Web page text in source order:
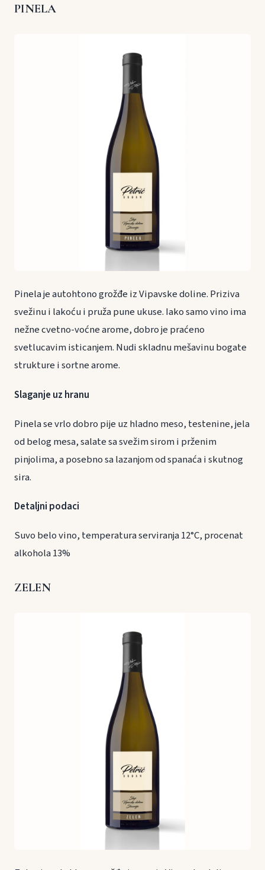
PINELA
Pinela je autohtono grožđe iz Vipavske doline. Priziva
svežinu i lakoću i pruža pune ukuse. Iako samo vino ima
nežne cvetno-voćne arome, dobro je praćeno
svetlucavim isticanjem. Nudi skladnu mešavinu bogate
strukture i sortne arome.
Slaganje uz hranu
Pinela se vrlo dobro pije uz hladno meso, testenine, jela
od belog mesa, salate sa svežim sirom i prženim
pinjolima, a posebno sa lazanjom od spanaća i skutnog
sira.
Detaljni podaci
Suvo belo vino, temperatura serviranja 12°C, procenat
alkohola 13%
ZELEN